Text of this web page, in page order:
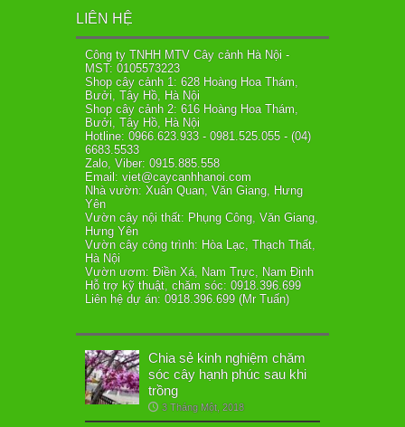
LIÊN HỆ
Công ty TNHH MTV Cây cảnh Hà Nội -
MST: 0105573223
Shop cây cảnh 1: 628 Hoàng Hoa Thám,
Bưởi, Tây Hồ, Hà Nội
Shop cây cảnh 2: 616 Hoàng Hoa Thám,
Bưởi, Tây Hồ, Hà Nội
Hotline: 0966.623.933 - 0981.525.055 - (04)
6683.5533
Zalo, Viber: 0915.885.558
Email: viet@caycanhhanoi.com
Nhà vườn: Xuân Quan, Văn Giang, Hưng
Yên
Vườn cây nội thất: Phụng Công, Văn Giang,
Hưng Yên
Vườn cây công trình: Hòa Lạc, Thạch Thất,
Hà Nội
Vườn ươm: Điền Xá, Nam Trực, Nam Định
Hỗ trợ kỹ thuật, chăm sóc: 0918.396.699
Liên hệ dự án: 0918.396.699 (Mr Tuấn)
Chia sẻ kinh nghiệm chăm
sóc cây hạnh phúc sau khi
trồng
3 Tháng Một, 2018